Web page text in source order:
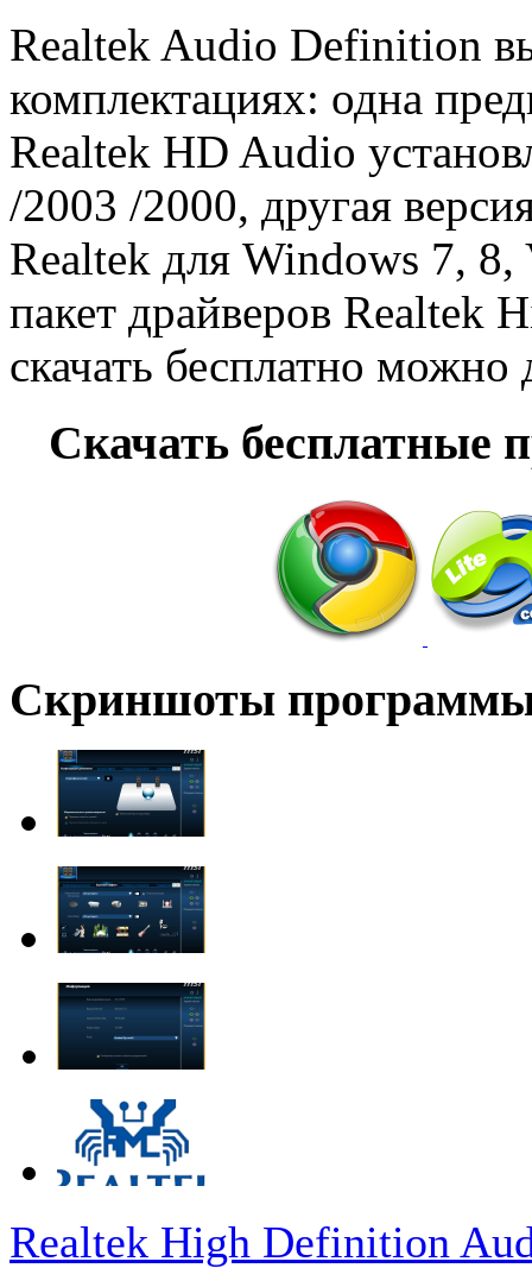
Realtek Audio Definition
комплектациях: одна
Realtek HD Audio
/2003 /2000, другая
Realtek для Windows 7,
пакет драйверов
скачать бесплатно
Cкачать бесплатные
Скриншоты
Realtek High Definition